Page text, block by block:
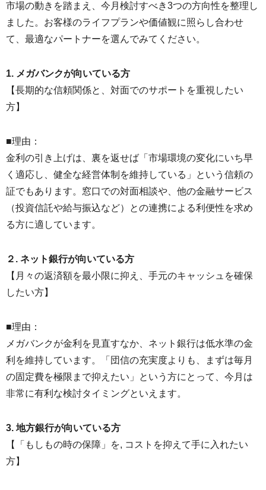
市場の動きを踏まえ、今月検討すべき3つの方向性を整理し
ました。お客様のライフプランや価値観に照らし合わせ
て、最適なパートナーを選んでみてください。
1. メガバンクが向いている方
【長期的な信頼関係と、対面でのサポートを重視したい
方】
■理由：
金利の引き上げは、裏を返せば「市場環境の変化にいち早
く適応し、健全な経営体制を維持している」という信頼の
証でもあります。窓口での対面相談や、他の金融サービス
（投資信託や給与振込など）との連携による利便性を求め
る方に適しています。
２. ネット銀行が向いている方
【月々の返済額を最小限に抑え、手元のキャッシュを確保
したい方】
■理由：
メガバンクが金利を見直すなか、ネット銀行は低水準の金
利を維持しています。「団信の充実度よりも、まずは毎月
の固定費を極限まで抑えたい」という方にとって、今月は
非常に有利な検討タイミングといえます。
3. 地方銀行が向いている方
【「もしもの時の保障」を, コストを抑えて手に入れたい
方】